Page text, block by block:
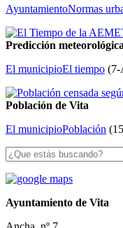
AyuntamientoNormas
Predicción
El municipioEl tiempo (
Población de Vita
El municipioPoblación (
Ayuntamiento de Vita